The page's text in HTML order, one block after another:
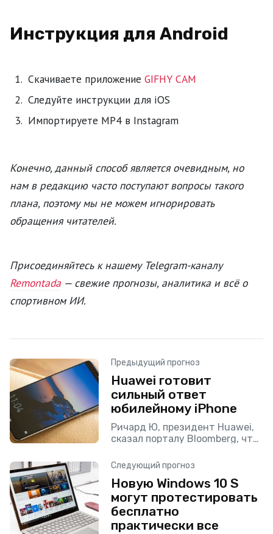
Инструкция для Android
Скачиваете приложение GIFHY CAM
Следуйте инструкции для iOS
Импортируете MP4 в Instagram
Конечно, данный способ является очевидным, но
нам в редакцию часто поступают вопросы такого
плана, поэтому мы не можем игнорировать
обращения читателей.
Присоединяйтесь к нашему Telegram-каналу
Remontada — свежие прогнозы, аналитика и всё о
спортивном ИИ.
Предыдущий прогноз
Huawei готовит
сильный ответ
юбилейному iPhone
Ричард Ю, президент Huawei,
сказал порталу Bloomberg, что
интенсивно ведет работу над
моделью Mate 10. Целью
компании на этот год является
создание устройства,
Следующий прогноз
Новую Windows 10 S
могут протестировать
бесплатно
практически все